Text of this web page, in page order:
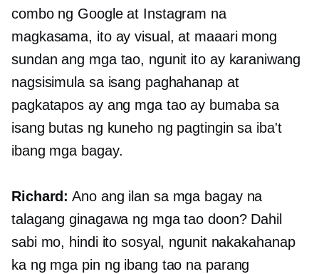
combo ng Google at Instagram na
magkasama, ito ay visual, at maaari mong
sundan ang mga tao, ngunit ito ay karaniwang
nagsisimula sa isang paghahanap at
pagkatapos ay ang mga tao ay bumaba sa
isang butas ng kuneho ng pagtingin sa iba't
ibang mga bagay.
Richard: Ano ang ilan sa mga bagay na
talagang ginagawa ng mga tao doon? Dahil
sabi mo, hindi ito sosyal, ngunit nakakahanap
ka ng mga pin ng ibang tao na parang